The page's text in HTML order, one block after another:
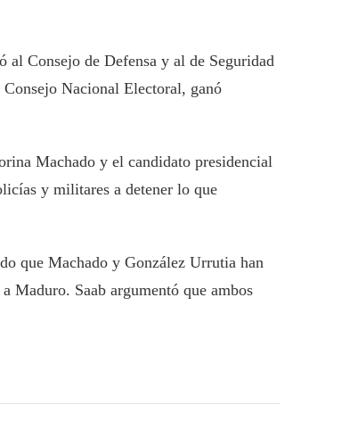
al Consejo de Defensa y al de Seguridad
Consejo Nacional Electoral, ganó
Machado y el candidato presidencial
y militares a detener lo que
que Machado y González Urrutia han
Maduro. Saab argumentó que ambos